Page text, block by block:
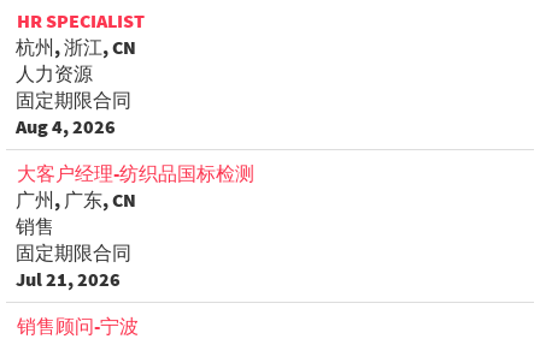
HR SPECIALIST
杭州, 浙江, CN
人力资源
固定期限合同
Aug 4, 2026
大客户经理-纺织品国标检测
广州, 广东, CN
销售
固定期限合同
Jul 21, 2026
销售顾问-宁波